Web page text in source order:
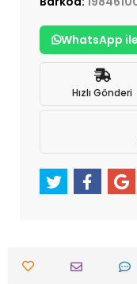
WhatsApp
Hızlı Gönderi